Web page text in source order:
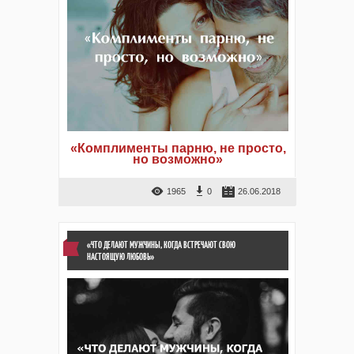
«Комплименты парню, не просто,
но возможно»
1965 0 26.06.2018
«ЧТО ДЕЛАЮТ МУЖЧИНЫ, КОГДА ВСТРЕЧАЮТ СВОЮ
НАСТОЯЩУЮ ЛЮБОВЬ»